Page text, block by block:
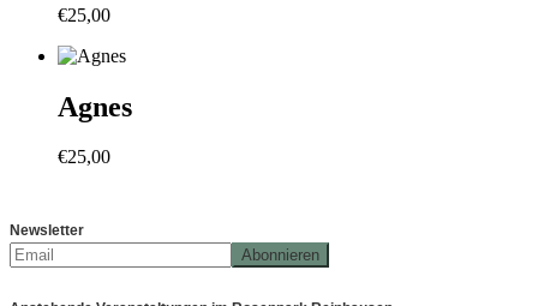
€25,00
Agnes
€25,00
Newsletter